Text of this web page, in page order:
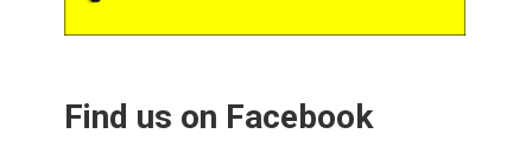
Find us on Facebook